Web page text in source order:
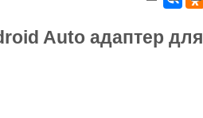
Auto адаптер